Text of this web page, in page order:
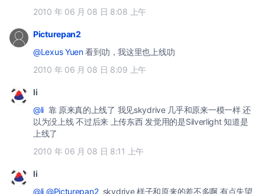
2010 年 06 月 08 日 8:08 上午
Picturepan2
@Lexus Yuen看到叻，我这里也上线叻
2010 年 06 月 08 日 8:09 上午
li
@li 靠 原来真的上线了 我见skydrive 几乎和原来一模一样 还
以为没上线 不过后来 上传东西 发觉用的是Silverlight 知道是
上线了
2010 年 06 月 08 日 8:11 上午
li
@li @Picturepan2
skydrive 样子和原来的差不多啊 有点失望